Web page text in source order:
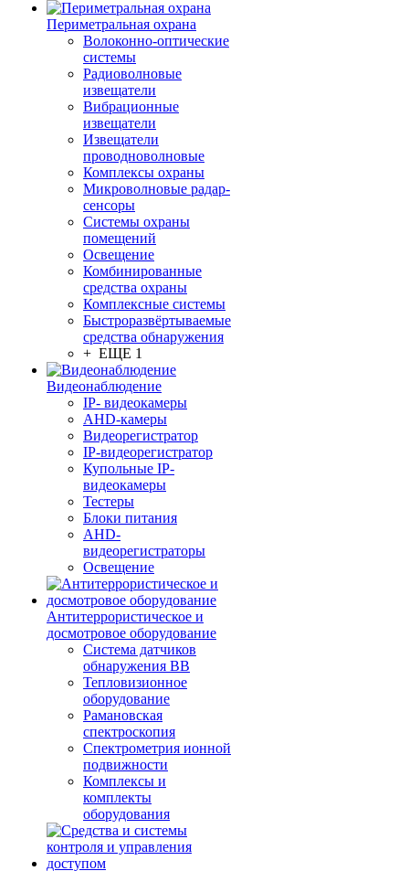
Периметральная охрана
Волоконно-оптические
системы
Радиоволновые
извещатели
Вибрационные
извещатели
Извещатели
проводноволновые
Комплексы охраны
Микроволновые радар-
сенсоры
Системы охраны
помещений
Освещение
Комбинированные
средства охраны
Комплексные системы
Быстроразвёртываемые
средства обнаружения
+ ЕЩЕ 1
Видеонаблюдение
IP- видеокамеры
AHD-камеры
Видеорегистратор
IP-видеорегистратор
Купольные IP-
видеокамеры
Тестеры
Блоки питания
AHD-
видеорегистраторы
Освещение
Антитеррористическое и
досмотровое оборудование
Cистема датчиков
обнаружения ВВ
Тепловизионное
оборудование
Рамановская
спектроскопия
Спектрометрия ионной
подвижности
Комплексы и
комплекты
оборудования